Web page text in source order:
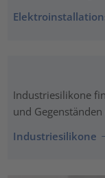
Industriesilikone
und
Industriesilikone